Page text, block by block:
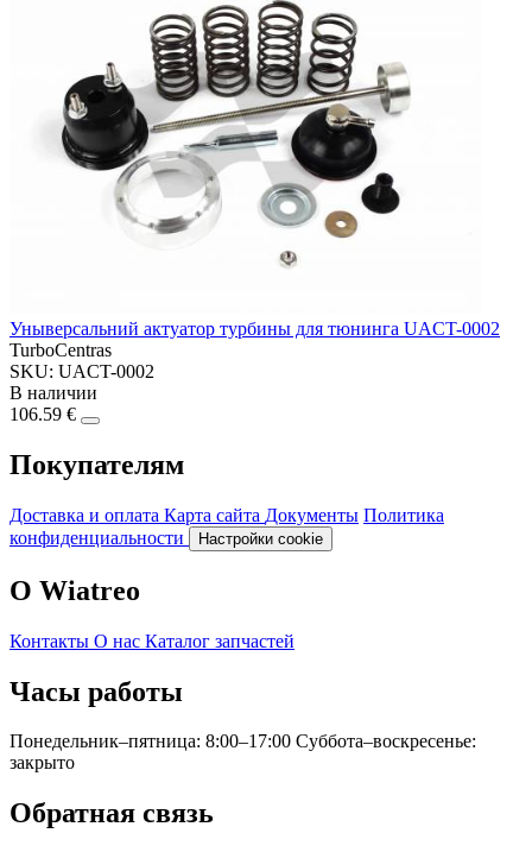
Уныверсальний актуатор турбины для тюнинга UACT-0002
TurboCentras
SKU: UACT-0002
В наличии
106.59 €
Покупателям
Доставка и оплата Карта сайта Документы Политика
конфиденциальности
Настройки cookie
О Wiatreo
Контакты О нас Каталог запчастей
Часы работы
Понедельник–пятница: 8:00–17:00 Суббота–воскресенье:
закрыто
Обратная связь